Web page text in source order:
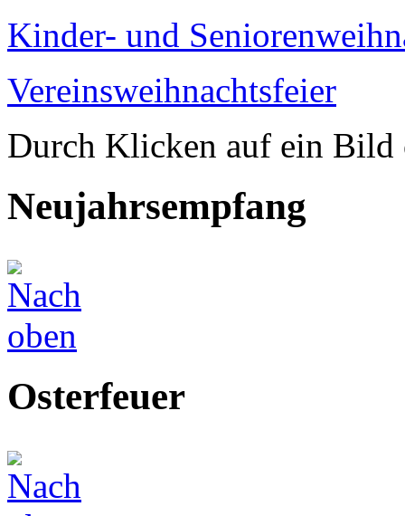
Kinder- und
Vereinsweihnachtsfeier
Durch Klicken auf ein Bild
Neujahrsempfang
Osterfeuer